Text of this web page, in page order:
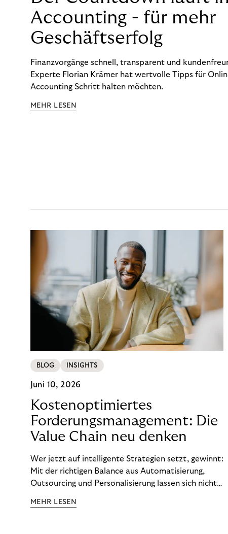
Accounting - für mehr
Geschäftserfolg
Finanzvorgänge schnell, transparent und
Experte Florian Krämer hat wertvolle Tipps für
Accounting Schritt halten möchten.
MEHR LESEN
BLOG INSIGHTS
Juni 10, 2026
Kostenoptimiertes
Forderungsmanagement: Die
Value Chain neu denken
Wer jetzt auf intelligente Strategien setzt, gewinnt:
Mit der richtigen Balance aus Automatisierung,
Outsourcing und Personalisierung lassen sich nicht
Ergebnisse sichern. Riverty zeigt, wie Recovery-
MEHR LESEN